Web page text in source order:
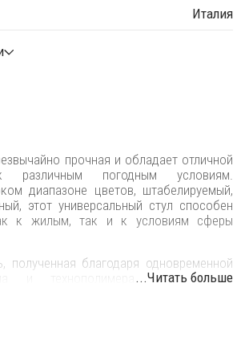
Италия
прочная и обладает отличной
различным погодным условиям.
диапазоне цветов, штабелируемый,
этот универсальный стул способен
к жилым, так и к условиям сферы
полученная благодаря одновременной
и технополимера, обеспечивает
подходит как для внутреннего, так и для
...Читать больше